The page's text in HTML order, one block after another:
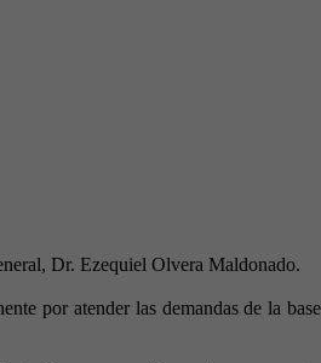
Dr. Ezequiel Olvera Maldonado.
por atender las demandas de la base